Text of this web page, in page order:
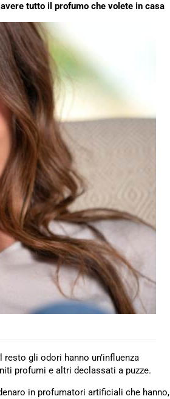
tutto il profumo che volete in casa
gli odori hanno un’influenza
profumi e altri declassati a puzze.
in profumatori artificiali che hanno,